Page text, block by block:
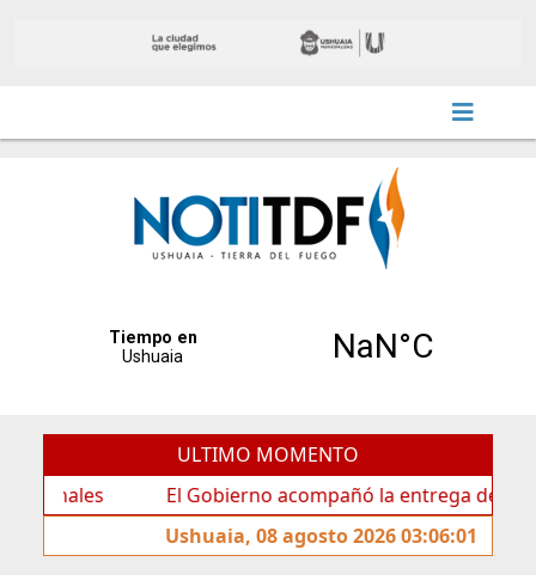
ULTIMO MOMENTO
El Gobierno acompañó la entrega de nueva
Ushuaia, 08 agosto 2026 03:06:01